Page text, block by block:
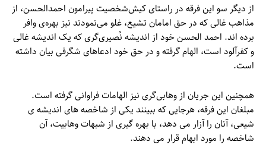
از دیگر سو این فرقه در راستای کیش‌شخصیت پیرامون احمدالحسن، از
مذاهب غالی که در حق امامان تشیع، غلو می‌نمودند نیز بهره‌ی وافر
برده اند. احمد الحسن خود از اندیشه نُصیری‌گری که یک اندیشه غالی
و کفرآلود است، الهام گرفته و در حق خود ادعاهای شگرفی بیان داشته
است.
همچنین این جریان از وهابی‌گری نیز الهامات فراوانی گرفته است.
مبلغان این فرقه، هرجایی که ببینند یکی از شاخصه های اندیشه ی
شیعی، آنان را آزار می دهد، با بهره گیری از شبهات وهابیت، آن
شاخصه را مورد ابهام قرار می دهند.